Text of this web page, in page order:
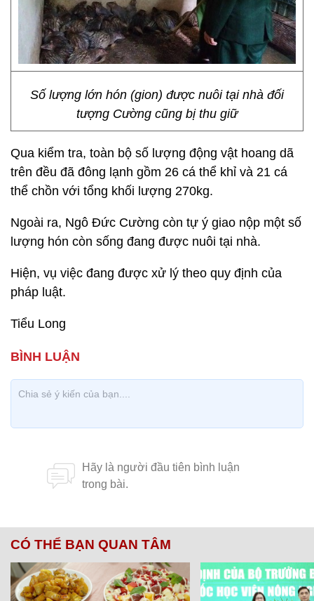
Số lượng lớn hón (gion) được nuôi tại nhà đối
tượng Cường cũng bị thu giữ
Qua kiểm tra, toàn bộ số lượng động vật hoang dã
trên đều đã đông lạnh gồm 26 cá thể khỉ và 21 cá
thể chồn với tổng khối lượng 270kg.
Ngoài ra, Ngô Đức Cường còn tự ý giao nộp một số
lượng hón còn sống đang được nuôi tại nhà.
Hiện, vụ việc đang được xử lý theo quy định của
pháp luật.
Tiểu Long
CÓ THỂ BẠN QUAN TÂM